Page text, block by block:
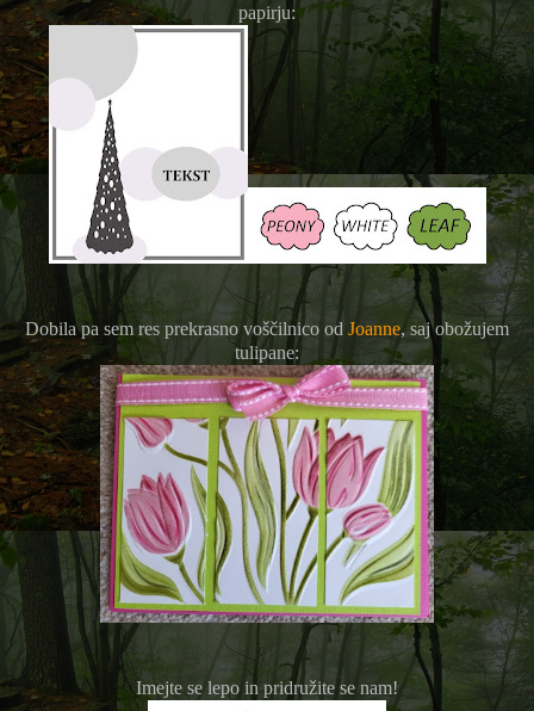
papirju:
Dobila pa sem res prekrasno voščilnico od Joanne, saj obožujem
tulipane:
Imejte se lepo in pridružite se nam!